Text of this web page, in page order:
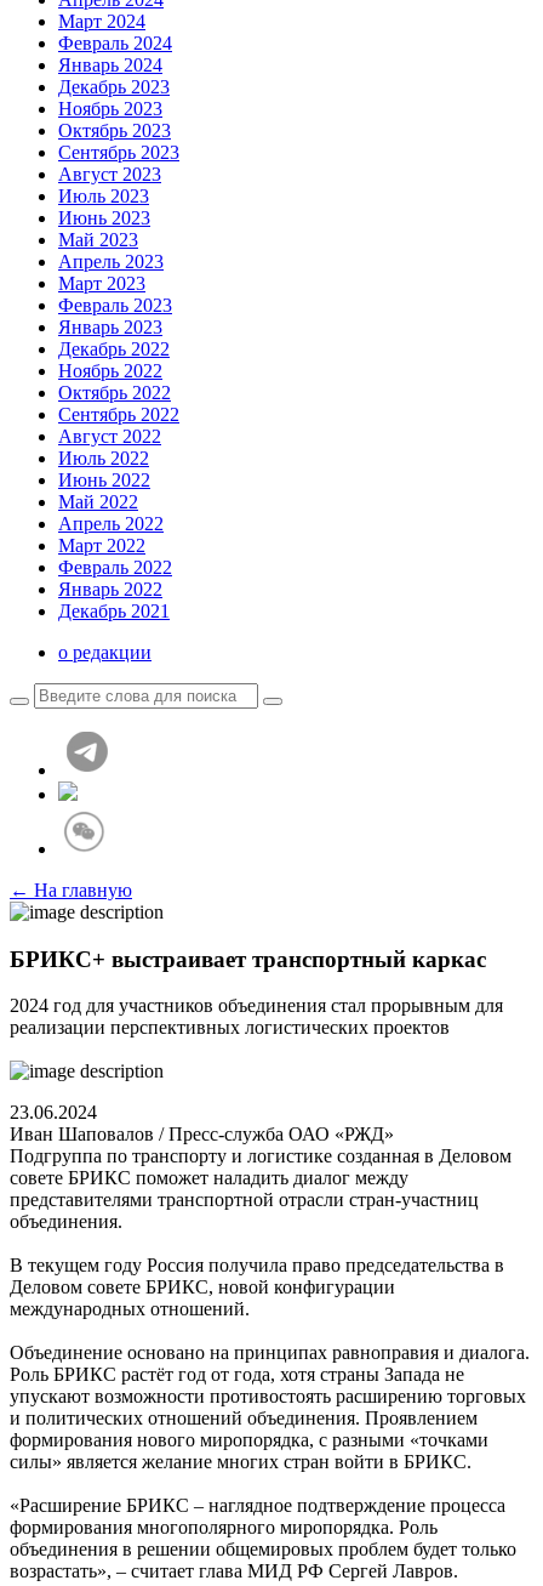
Март 2024
Февраль 2024
Январь 2024
Декабрь 2023
Ноябрь 2023
Октябрь 2023
Сентябрь 2023
Август 2023
Июль 2023
Июнь 2023
Май 2023
Апрель 2023
Март 2023
Февраль 2023
Январь 2023
Декабрь 2022
Ноябрь 2022
Октябрь 2022
Сентябрь 2022
Август 2022
Июль 2022
Июнь 2022
Май 2022
Апрель 2022
Март 2022
Февраль 2022
Январь 2022
Декабрь 2021
о редакции
← На главную
БРИКС+ выстраивает транспортный каркас
2024 год для участников объединения стал прорывным для
реализации перспективных логистических проектов
23.06.2024
Иван Шаповалов / Пресс-служба ОАО «РЖД»
Подгруппа по транспорту и логистике созданная в Деловом
совете БРИКС поможет наладить диалог между
представителями транспортной отрасли стран-участниц
объединения.
В текущем году Россия получила право председательства в
Деловом совете БРИКС, новой конфигурации
международных отношений.
Объединение основано на принципах равноправия и диалога.
Роль БРИКС растёт год от года, хотя страны Запада не
упускают возможности противостоять расширению торговых
и политических отношений объединения. Проявлением
формирования нового миропорядка, с разными «точками
силы» является желание многих стран войти в БРИКС.
«Расширение БРИКС – наглядное подтверждение процесса
формирования многополярного миропорядка. Роль
объединения в решении общемировых проблем будет только
возрастать», – считает глава МИД РФ Сергей Лавров.